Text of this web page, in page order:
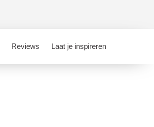
Reviews Laat je inspireren